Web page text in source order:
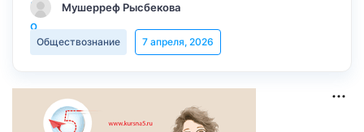
Мушерреф Рысбекова
Обществознание 7 апреля, 2026